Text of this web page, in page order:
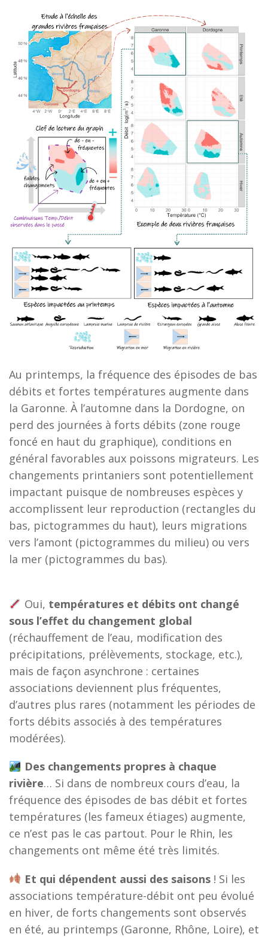
Au printemps, la fréquence des épisodes de bas
débits et fortes températures augmente dans
la Garonne. À l’automne dans la Dordogne, on
perd des journées à forts débits (zone rouge
foncé en haut du graphique), conditions en
général favorables aux poissons migrateurs. Les
changements printaniers sont potentiellement
impactant puisque de nombreuses espèces y
accomplissent leur reproduction (rectangles du
bas, pictogrammes du haut), leurs migrations
vers l’amont (pictogrammes du milieu) ou vers
la mer (pictogrammes du bas).
Oui, températures et débits ont changé
sous l’effet du changement global
(réchauffement de l’eau, modification des
précipitations, prélèvements, stockage, etc.),
mais de façon asynchrone : certaines
associations deviennent plus fréquentes,
d’autres plus rares (notamment les périodes de
forts débits associés à des températures
modérées).
Des changements propres à chaque
rivière… Si dans de nombreux cours d’eau, la
fréquence des épisodes de bas débit et fortes
températures (les fameux étiages) augmente,
ce n’est pas le cas partout. Pour le Rhin, les
changements ont même été très limités.
Et qui dépendent aussi des saisons! Si les
associations température-débit ont peu évolué
en hiver, de forts changements sont observés
en été, au printemps (Garonne, Rhône, Loire), et